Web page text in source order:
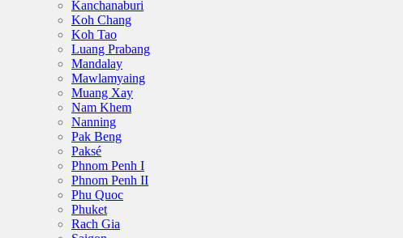
Kanchanaburi
Koh Chang
Koh Tao
Luang Prabang
Mandalay
Mawlamyaing
Muang Xay
Nam Khem
Nanning
Pak Beng
Paksé
Phnom Penh I
Phnom Penh II
Phu Quoc
Phuket
Rach Gia